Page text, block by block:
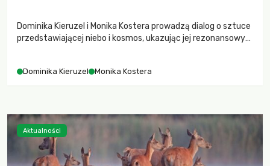
Dominika Kieruzel i Monika Kostera prowadzą dialog o sztuce
przedstawiającej niebo i kosmos, ukazując jej rezonansowy
Dominika Kieruzel Monika Kostera
Aktualności